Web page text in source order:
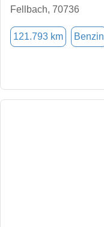
Fellbach, 70736
121.793 km Benzin